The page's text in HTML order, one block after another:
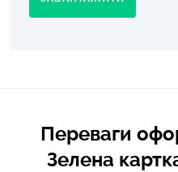
Переваги
Зелена